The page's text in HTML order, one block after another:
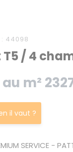
: 44098
/ 4
m²
il vaut ?
SERVICE -